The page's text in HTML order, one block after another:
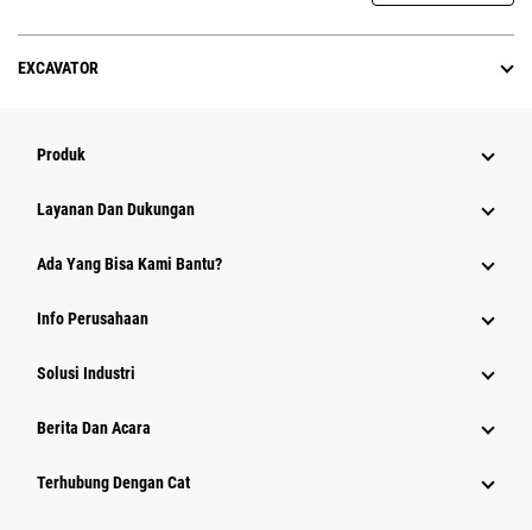
EXCAVATOR
Produk
Layanan Dan Dukungan
Ada Yang Bisa Kami Bantu?
Info Perusahaan
Solusi Industri
Berita Dan Acara
Terhubung Dengan Cat